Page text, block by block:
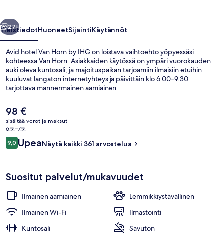
Seuraava
27+
YleistiedotHuoneetSijaintiKäytännöt
Avid hotel Van Horn by IHG on loistava vaihtoehto yöpyessäsi
kohteessa Van Horn. Asiakkaiden käytössä on ympäri vuorokauden
auki oleva kuntosali, ja majoituspaikan tarjoamiin ilmaisiin etuihin
kuuluvat langaton internetyhteys ja päivittäin klo 6.00–9.30
tarjottava mannermainen aamiainen.
Nykyinen
hinta
on
98 €
98 €
sisältää verot ja maksut
6.9.–7.9.
Arvostelut
9,09,0 kautta 10.
UpeaNäytä kaikki 361 arvostelua
Suositut palvelut/mukavuudet
Ilmainen aamiainen
Lemmikkiystävällinen
Ilmainen Wi-Fi
Ilmastointi
Kuntosali
Savuton